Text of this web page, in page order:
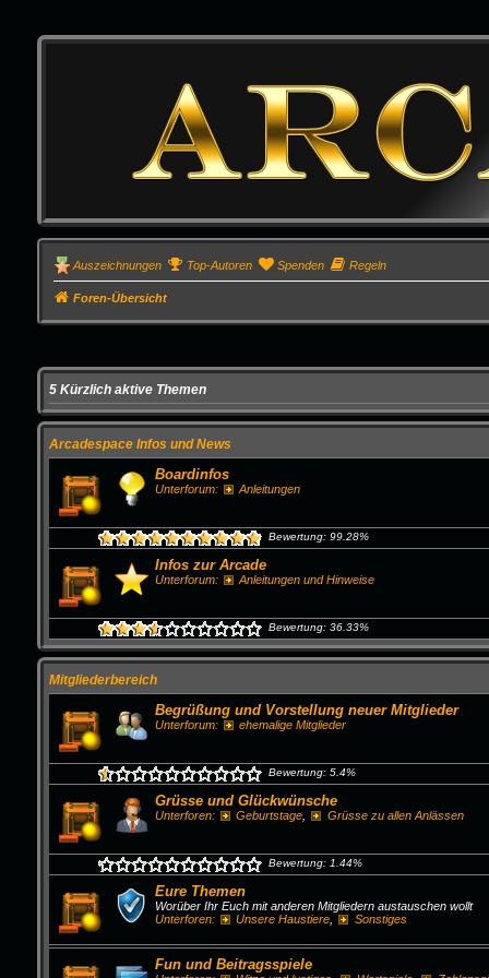
Auszeichnungen Top-Autoren Spenden Regeln
Foren-Übersicht
5 Kürzlich aktive Themen
Arcadespace Infos und News
Boardinfos
Unterforum: Anleitungen
Bewertung: 99.28%
Infos zur Arcade
Unterforum: Anleitungen und Hinweise
Bewertung: 36.33%
Mitgliederbereich
Begrüßung und Vorstellung neuer Mitglieder
Unterforum: ehemalige Mitglieder
Bewertung: 5.4%
Grüsse und Glückwünsche
Unterforen: Geburtstage Grüsse zu allen Anlässen
Bewertung: 1.44%
Eure Themen
Worüber Ihr Euch mit anderen Mitgliedern austauschen wollt
Unterforen:
Unsere Haustiere Sonstiges
Fun und Beitragsspiele